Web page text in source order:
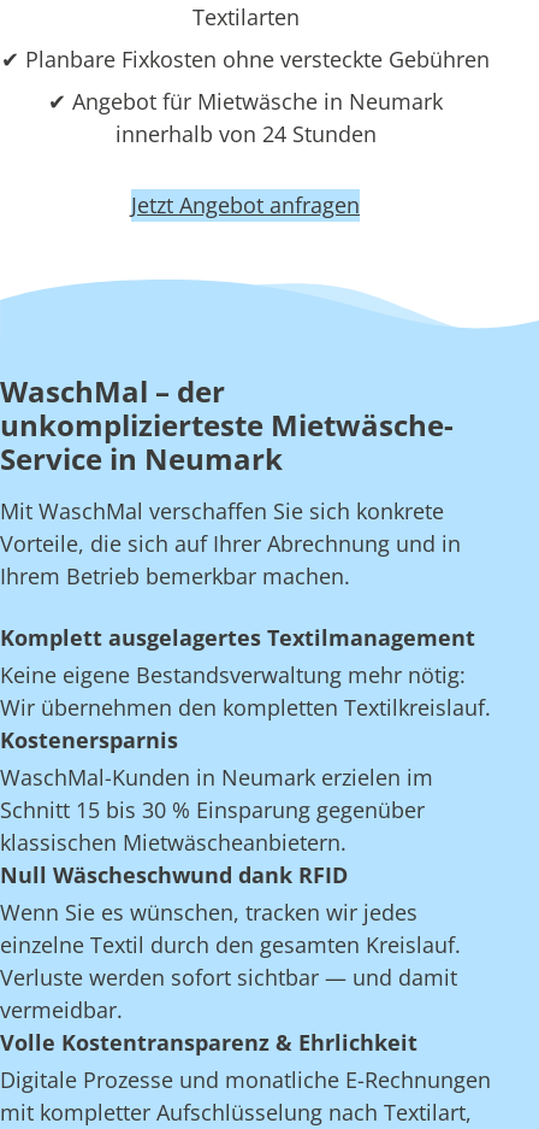
Textilarten
✔ Planbare Fixkosten ohne versteckte Gebühren
✔ Angebot für Mietwäsche in Neumark
innerhalb von 24 Stunden
Jetzt Angebot anfragen
WaschMal – der
unkomplizierteste Mietwäsche-
Service in Neumark
Mit WaschMal verschaffen Sie sich konkrete
Vorteile, die sich auf Ihrer Abrechnung und in
Ihrem Betrieb bemerkbar machen.
Komplett ausgelagertes Textilmanagement
Keine eigene Bestandsverwaltung mehr nötig:
Wir übernehmen den kompletten Textilkreislauf.
Kostenersparnis
WaschMal-Kunden in Neumark erzielen im
Schnitt 15 bis 30 % Einsparung gegenüber
klassischen Mietwäscheanbietern.
Null Wäscheschwund dank RFID
Wenn Sie es wünschen, tracken wir jedes
einzelne Textil durch den gesamten Kreislauf.
Verluste werden sofort sichtbar — und damit
vermeidbar.
Volle Kostentransparenz & Ehrlichkeit
Digitale Prozesse und monatliche E-Rechnungen
mit kompletter Aufschlüsselung nach Textilart,